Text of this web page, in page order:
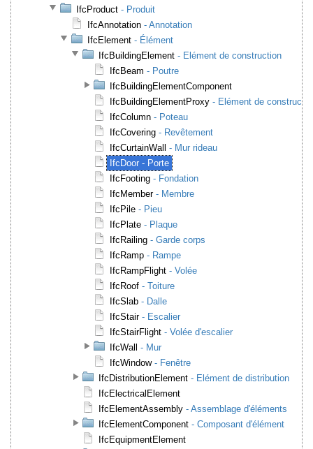
IfcProduct - Produit
IfcAnnotation - Annotation
IfcElement - Élément
IfcBuildingElement - Elément de construction
IfcBeam - Poutre
IfcBuildingElementComponent
IfcBuildingElementProxy - Elément de
IfcColumn - Poteau
IfcCovering - Revêtement
IfcCurtainWall - Mur rideau
IfcDoor - Porte
IfcFooting - Fondation
IfcMember- Membre
IfcPile - Pieu
IfcPlate - Plaque
IfcRailing - Garde corps
IfcRamp - Rampe
IfcRampFlight - Volée
IfcRoof - Toiture
IfcSlab - Dalle
IfcStair- Escalier
IfcStairFlight - Volée d'escalier
IfcWall - Mur
IfcWindow- Fenêtre
IfcDistributionElement - Elément de distribution
IfcElectricalElement
IfcElementAssembly - Assemblage d'éléments
IfcElementComponent - Composant d'élément
IfcEquipmentElement